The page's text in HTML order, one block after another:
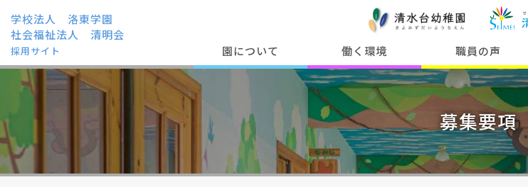
学校法人 洛東学園
社会福祉法人 清明会
採用サイト 園について 働く環境 職員の声
募集要項